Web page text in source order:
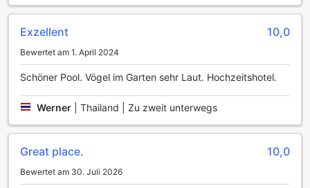
auch durch Erholung und Naturverbundenheit definiert.
Hin
Das The Palayana Resort & Villas Hua Hin bietet seinen
Gästen ein erstklassiges Sporterlebnis, das keine Wünsche
offenlässt. Das moderne Fitnesscenter ist mit
hochmodernen Geräten ausgestattet und bietet alles, was
Krafttraining oder ein entspannendes Workout – hier
können Sie Ihre Fitnessziele in einer inspirierenden
Umgebung erreichen. Die lichtdurchfluteten Räume und die
Exzellent 10,0
Bewertet am 1. April 2024
Schöner Pool. Vögel im Garten sehr Laut. Hochzeitshotel.
Werner Thailand | Zu zweit unterwegs
Great place. 10,0
Bewertet am 30. Juli 2026